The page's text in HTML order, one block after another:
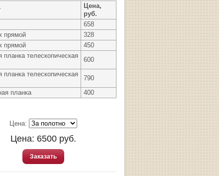
Цена,
руб.
658
прямой
328
прямой
450
планка телескопическая
600
планка телескопическая
790
планка
400
Цена:
Цена: 6500 руб.
Заказать